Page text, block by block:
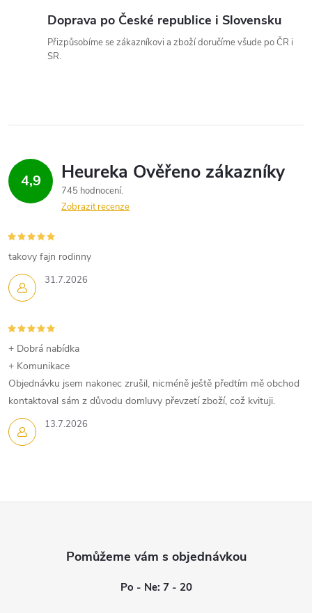
u
Doprava po České republice i Slovensku
Přizpůsobíme se zákazníkovi a zboží doručíme všude po ČR i
SR.
4,9
745 hodnocení
Zobrazit recenze
31.7.2026
takovy fajn rodinny
13.7.2026
+ Dobrá nabídka
+ Komunikace
Objednávku jsem nakonec zrušil, nicméně ještě předtím mě obchod
kontaktoval sám z důvodu domluvy převzetí zboží, což kvituji.